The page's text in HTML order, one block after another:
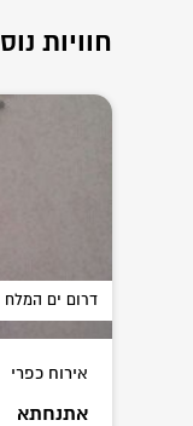
חוויות
דרום ים המלח
אירוח כפרי
אתנחתא